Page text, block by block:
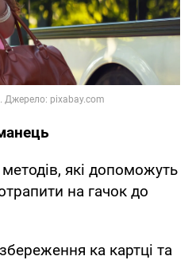
які допоможуть
на гачок до
ка картці та